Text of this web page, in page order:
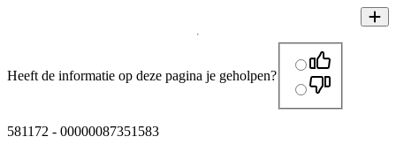
Heeft de informatie op deze pagina je geholpen?
581172 - 00000087351583